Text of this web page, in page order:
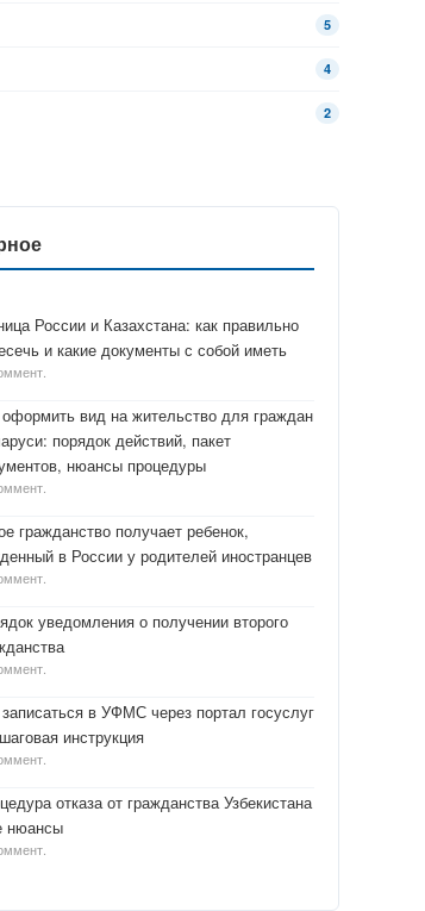
5
4
2
России и Казахстана: как правильно
и какие документы с собой иметь
оформить вид на жительство для граждан
порядок действий, пакет
нюансы процедуры
гражданство получает ребенок,
в России у родителей иностранцев
уведомления о получении второго
в УФМС через портал госуслуг
инструкция
отказа от гражданства Узбекистана
нюансы